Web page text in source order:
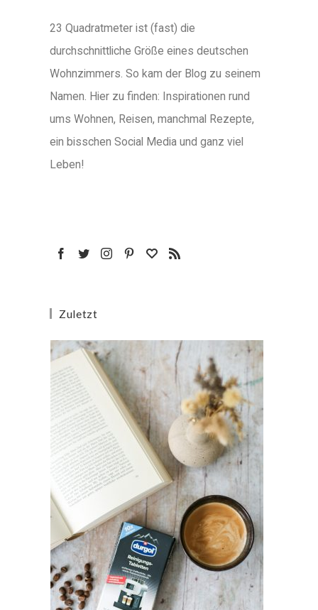
23 Quadratmeter ist (fast) die
durchschnittliche Größe eines deutschen
Wohnzimmers. So kam der Blog zu seinem
Namen. Hier zu finden: Inspirationen rund
ums Wohnen, Reisen, manchmal Rezepte,
ein bisschen Social Media und ganz viel
Leben!
Zuletzt